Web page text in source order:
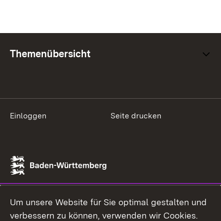
Themenübersicht
Einloggen Seite drucken
Um unsere Website für Sie optimal gestalten und
verbessern zu können, verwenden wir Cookies.